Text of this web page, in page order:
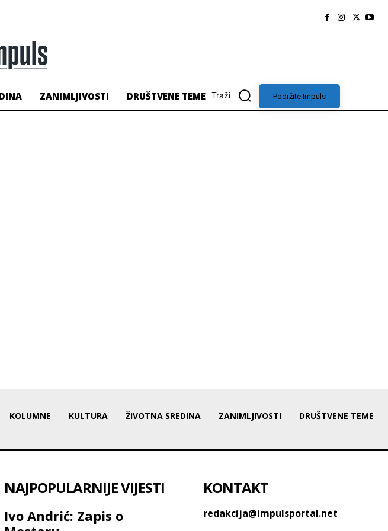
ZANIMLJIVOSTI DRUŠTVENE TEME Traži Podržite Impuls
KOLUMNE KULTURA ŽIVOTNA SREDINA ZANIMLJIVOSTI DRUŠTVENE TEME
NAJPOPULARNIJE VIJESTI
Ivo Andrić: Zapis o
KONTAKT
redakcija@impulsportal.net